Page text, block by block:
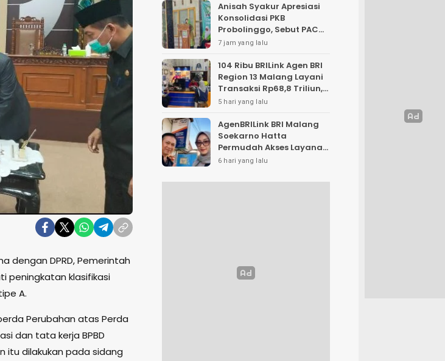
dengan DPRD, Pemerintah
peningkatan klasifikasi
A.
Perubahan atas Perda
dan tata kerja BPBD
itu dilakukan pada sidang
Anisah Syakur Apresiasi
Konsolidasi PKB
Probolinggo, Sebut PAC
Garda Terdepan
Rakyat
7 jam yang lalu
104 Ribu BRILink Agen BRI
Region 13 Malang Layani
Transaksi Rp68,8 Triliun,
Perkuat Akses Keuangan
5 hari yang lalu
AgenBRILink BRI Malang
Soekarno Hatta
Permudah Akses Layanan
Keuangan Masyarakat
6 hari yang lalu